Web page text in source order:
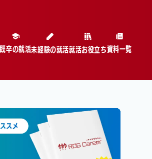
既卒の就活未経験の就活就活お役立ち資料一覧